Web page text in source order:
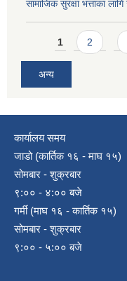
सामाजिक सुरक्षा भत्ताका
Pages
1 2
अन्य
कार्यालय समय
जाडो (कार्तिक १६ - माघ १५)
सोमबार - शुक्रबार
९:०० - ४:०० बजे
गर्मी (माघ १६ - कार्तिक १५)
सोमबार - शुक्रबार
९:०० - ५:०० बजे